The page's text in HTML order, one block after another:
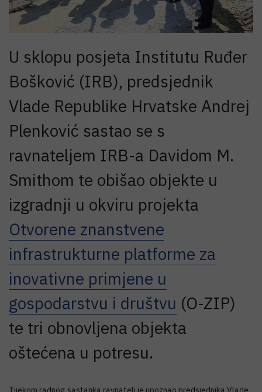
U sklopu posjeta Institutu Ruđer
Bošković (IRB), predsjednik
Vlade Republike Hrvatske Andrej
Plenković sastao se s
ravnateljem IRB-a Davidom M.
Smithom te obišao objekte u
izgradnji u okviru projekta
Otvorene znanstvene
infrastrukturne platforme za
inovativne primjene u
gospodarstvu i društvu (O-ZIP)
te tri obnovljena objekta
oštećena u potresu.